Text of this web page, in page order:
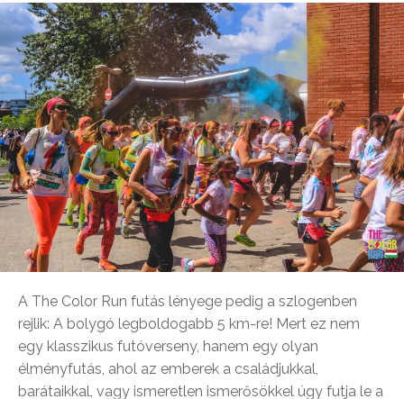
A The Color Run futás lényege pedig a szlogenben
rejlik: A bolygó legboldogabb 5 km-re! Mert ez nem
egy klasszikus futóverseny, hanem egy olyan
élményfutás, ahol az emberek a családjukkal,
barátaikkal, vagy ismeretlen ismerősökkel úgy futja le a